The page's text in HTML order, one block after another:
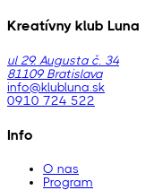
Kreatívny klub Luna
ul 29. Augusta č. 34
81109 Bratislava
info@klubluna.sk
0910 724 522
Info
O nas
Program